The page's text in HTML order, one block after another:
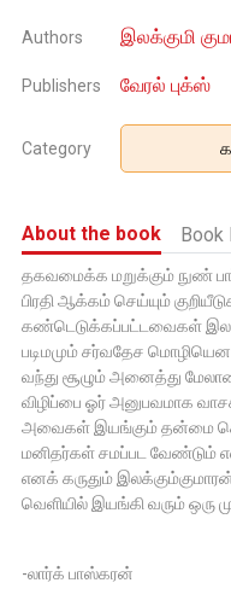
Authors இலக்குமி
Publishers வேரல் புக்ஸ்
Category
About the book Book
தகவமைக்க மறுக்கும் நுண்
பிரதி ஆக்கம் செய்யும்
கண்டெடுக்கப்பட்டவைகள்
படிமமும் சர்வதேச மொழியென
வந்து சூழும் அனைத்து
விழிப்பை ஓர் அனுபவமாக
அவைகள் இயங்கும் தன்மை
மனிதர்கள் சமப்பட வேண்டும்
எனக் கருதும்
வெளியில் இயங்கி வரும் ஒரு
-லார்க் பாஸ்கரன்